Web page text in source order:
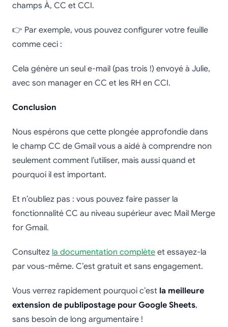
champs À, CC et CCI.
👉 Par exemple, vous pouvez configurer votre feuille
comme ceci :
Cela génère un seul e-mail (pas trois !) envoyé à Julie,
avec son manager en CC et les RH en CCI.
Conclusion
Nous espérons que cette plongée approfondie dans
le champ CC de Gmail vous a aidé à comprendre non
seulement comment l’utiliser, mais aussi quand et
pourquoi il est important.
Et n’oubliez pas : vous pouvez faire passer la
fonctionnalité CC au niveau supérieur avec Mail Merge
for Gmail.
Consultez la documentation complète et essayez-la
par vous-même. C’est gratuit et sans engagement.
Vous verrez rapidement pourquoi c’est la meilleure
extension de publipostage pour Google Sheets,
sans besoin de long argumentaire !